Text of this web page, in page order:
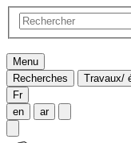
Menu
Recherches
Travaux/
Fr
en
ar